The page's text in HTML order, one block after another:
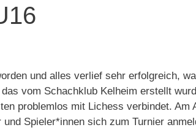
und alles verlief sehr erfolgreich,
vom Schachklub Kelheim erstellt
problemlos mit Lichess verbindet. Am
Spieler*innen sich zum Turnier